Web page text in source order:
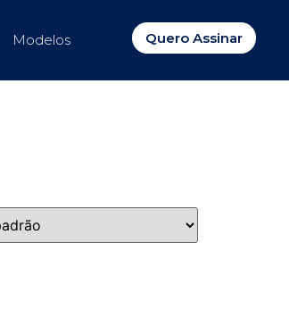
Modelos Quero Assinar